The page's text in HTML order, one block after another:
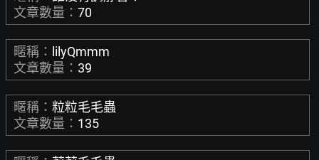
文章數量： 70
暱稱： lilyQmmm
文章數量： 39
暱稱： 粒粒毛毛蟲
文章數量： 135